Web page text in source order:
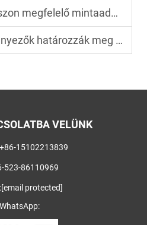
mintaadagoló üveget a kromatográfiához?
meg az SPE-kartok hatékonyságát?
VELÜNK
+86-15102213839
523-86110969
[email protected]
WhatsApp: